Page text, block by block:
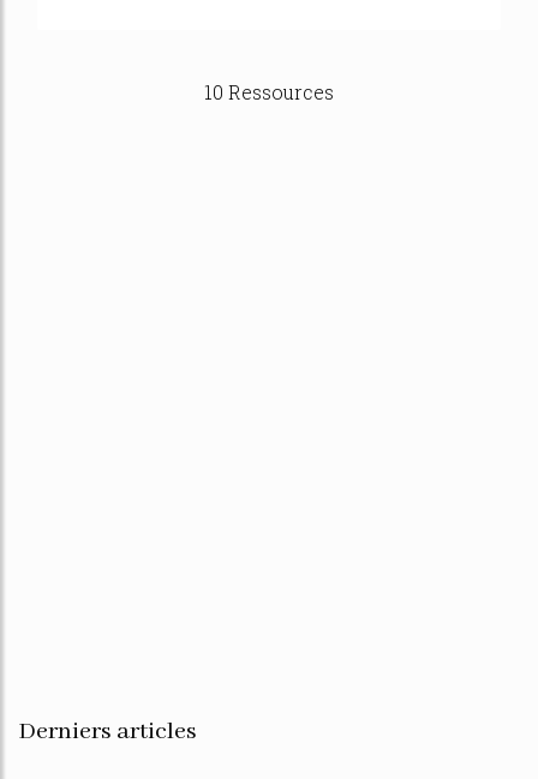
10 Ressources
Derniers articles